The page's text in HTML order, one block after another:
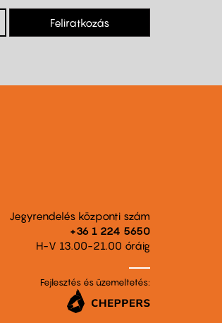
Feliratkozás
Jegyrendelés központi szám
+36 1 224 5650
H-V 13.00-21.00 óráig
Fejlesztés és üzemeltetés: